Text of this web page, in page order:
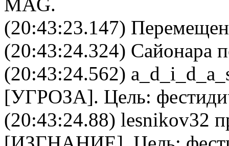
(20:43:23.147)
(20:43:24.324) Сайонара
(20:43:24.562)
[УГРОЗА]. Цель:
(20:43:24.88) lesnikov32